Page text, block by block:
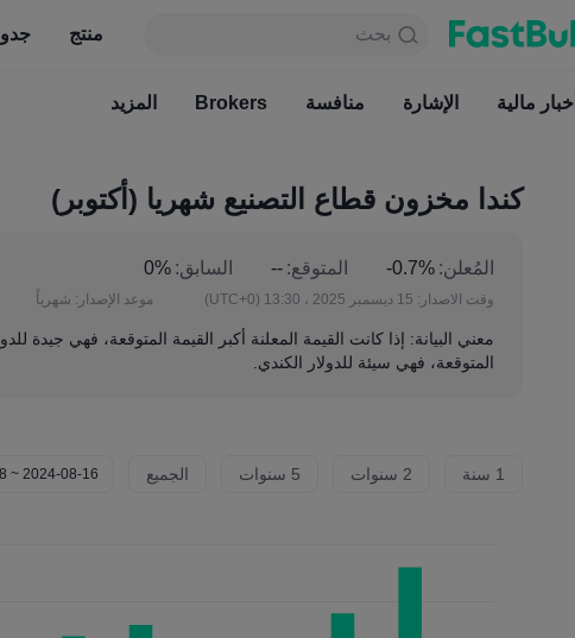
بحث منتج
أخبار مالية الإشارة منافسة
بحث
دائما مجاني
أخبار مالية الإشارة منافسة Brokers المزيد
كندا مخزون قطاع التصنيع شهريا (أکتوبر)
المُعلن: -0.7% المتوقع: -- السابق: 0%
وقت الاصدار: 15 ديسمبر 2025 ، 13:30 (UTC+0) موعد الإصدار: شهرياً
معني البيانة: إذا كانت القيمة المعلنة أكبر القيمة المتوقعة، فهي جيدة
المتوقعة، فهي سيئة للدولار الكندي.
1 سنة 2 سنوات 5 سنوات الجميع